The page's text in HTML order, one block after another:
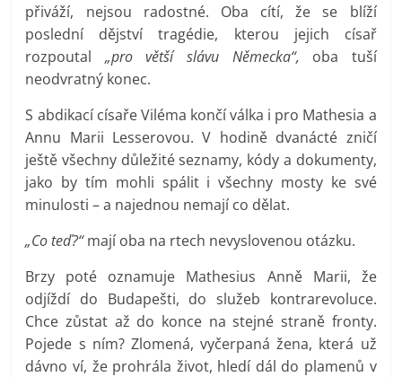
přiváží, nejsou radostné. Oba cítí, že se blíží
poslední dějství tragédie, kterou jejich císař
rozpoutal „pro větší slávu Německa“, oba tuší
neodvratný konec.
S abdikací císaře Viléma končí válka i pro Mathesia a
Annu Marii Lesserovou. V hodině dvanácté zničí
ještě všechny důležité seznamy, kódy a dokumenty,
jako by tím mohli spálit i všechny mosty ke své
minulosti – a najednou nemají co dělat.
„Co teď?“mají oba na rtech nevyslovenou otázku.
Brzy poté oznamuje Mathesius Anně Marii, že
odjíždí do Budapešti, do služeb kontrarevoluce.
Chce zůstat až do konce na stejné straně fronty.
Pojede s ním? Zlomená, vyčerpaná žena, která už
dávno ví, že prohrála život, hledí dál do plamenů v